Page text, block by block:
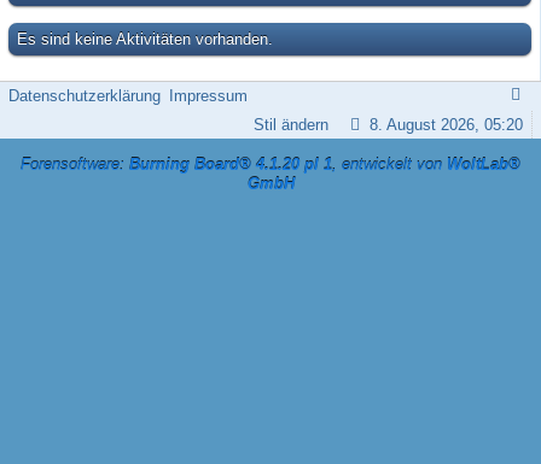
Es sind keine Aktivitäten vorhanden.
Datenschutzerklärung
Impressum
8. August 2026, 05:20
Stil ändern
Forensoftware: Burning Board® 4.1.20 pl 1, entwickelt von WoltLab®
GmbH